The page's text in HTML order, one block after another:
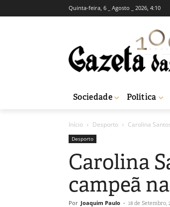
Quinta-feira, 6 _ Agosto _ 2026, 4:10
Sociedade Política
Início Desporto Carolina
Desporto
Carolina
campeã
Por Joaquim Paulo - 18 de Setembro,